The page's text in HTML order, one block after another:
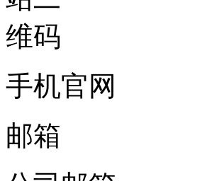
手机官网
邮箱